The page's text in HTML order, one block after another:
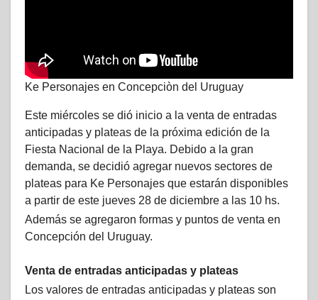
Ke Personajes en Concepciòn del Uruguay
Este miércoles se dió inicio a la venta de entradas
anticipadas y plateas de la próxima edición de la
Fiesta Nacional de la Playa. Debido a la gran
demanda, se decidió agregar nuevos sectores de
plateas para Ke Personajes que estarán disponibles
a partir de este jueves 28 de diciembre a las 10 hs.
Además se agregaron formas y puntos de venta en
Concepción del Uruguay.
Venta de entradas anticipadas y plateas
Los valores de entradas anticipadas y plateas son